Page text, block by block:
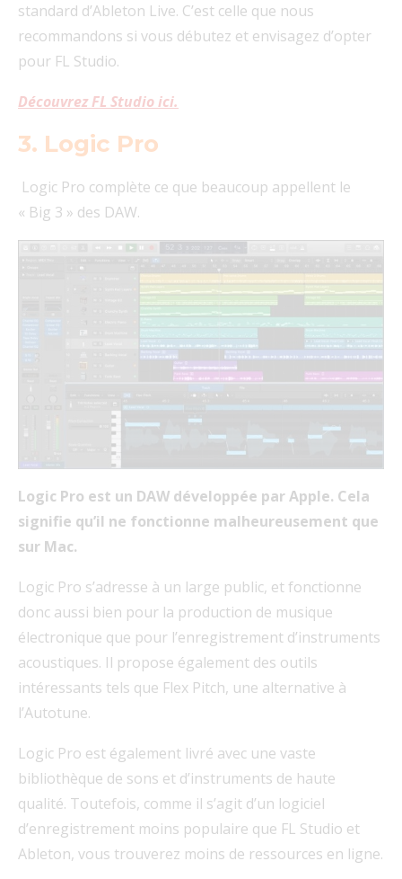
standard d’Ableton Live. C’est celle que nous
recommandons si vous débutez et envisagez d’opter
pour FL Studio.
Découvrez FL Studio ici.
3. Logic Pro
Logic Pro complète ce que beaucoup appellent le
« Big 3 » des DAW.
Logic Pro est un DAW développée par Apple. Cela
signifie qu’il ne fonctionne malheureusement que
sur Mac.
Logic Pro s’adresse à un large public, et fonctionne
donc aussi bien pour la production de musique
électronique que pour l’enregistrement d’instruments
acoustiques. Il propose également des outils
intéressants tels que Flex Pitch, une alternative à
l’Autotune.
Logic Pro est également livré avec une vaste
bibliothèque de sons et d’instruments de haute
qualité. Toutefois, comme il s’agit d’un logiciel
d’enregistrement moins populaire que FL Studio et
Ableton, vous trouverez moins de ressources en ligne.